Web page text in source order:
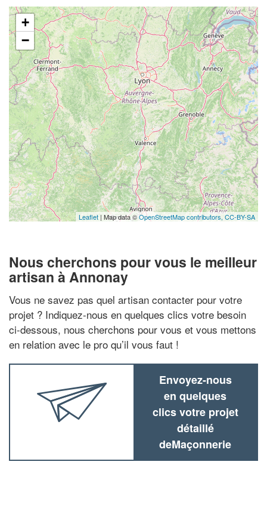
+
−
Leaflet | Map data ©OpenStreetMap contributors,CC-BY-SA
Nous cherchons pour vous le meilleur
artisan à Annonay
Vous ne savez pas quel artisan contacter pour votre
projet ? Indiquez-nous en quelques clics votre besoin
ci-dessous, nous cherchons pour vous et vous mettons
en relation avec le pro qu’il vous faut !
Envoyez-nous
en quelques
clics votre projet
détaillé
deMaçonnerie